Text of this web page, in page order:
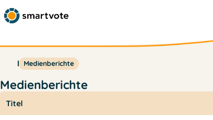
Medienberichte
Medienberichte
Titel